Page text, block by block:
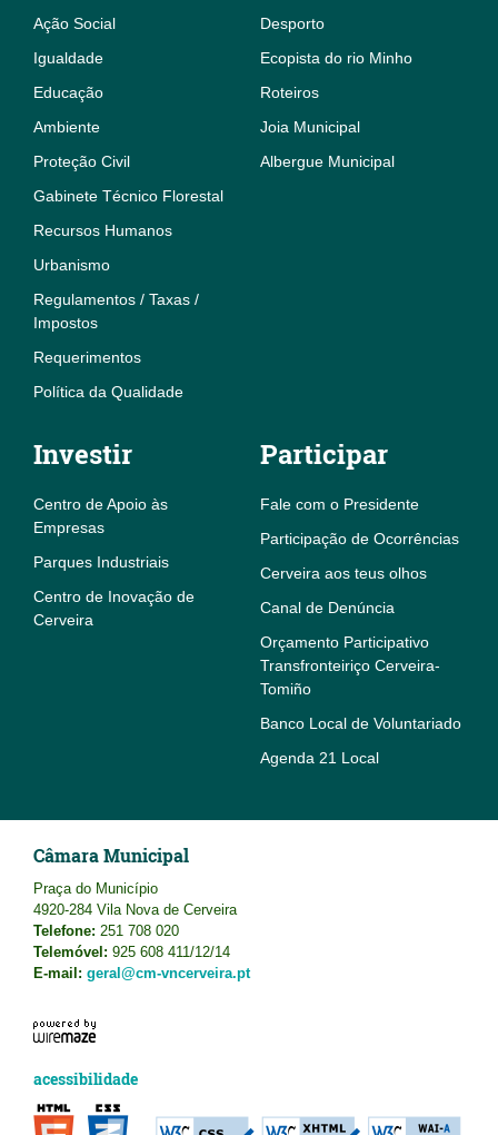
Ação Social
Igualdade
Educação
Ambiente
Proteção Civil
Gabinete Técnico Florestal
Recursos Humanos
Urbanismo
Regulamentos / Taxas /
Impostos
Requerimentos
Política da Qualidade
Desporto
Ecopista do rio Minho
Roteiros
Joia Municipal
Albergue Municipal
Investir
Centro de Apoio às
Empresas
Parques Industriais
Centro de Inovação de
Cerveira
Participar
Fale com o Presidente
Participação de Ocorrências
Cerveira aos teus olhos
Canal de Denúncia
Orçamento Participativo
Transfronteiriço Cerveira-
Tomiño
Banco Local de Voluntariado
Agenda 21 Local
Câmara Municipal
Praça do Município
4920-284 Vila Nova de Cerveira
Telefone: 251 708 020
Telemóvel: 925 608 411/12/14
E-mail: geral@cm-vncerveira.pt
acessibilidade